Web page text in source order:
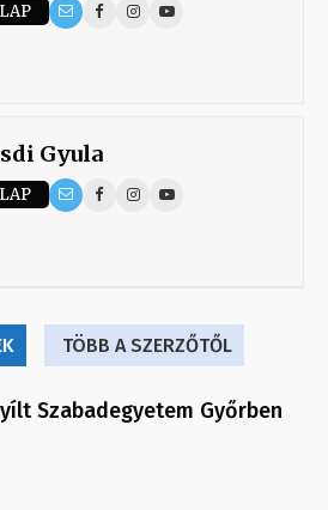
Gyula
TÖBB A SZERZŐTŐL
Szabadegyetem Győrben